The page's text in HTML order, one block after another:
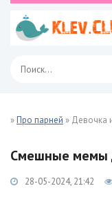
»Про парней » Девочка
Смешные мемы
28-05-2024, 21:42